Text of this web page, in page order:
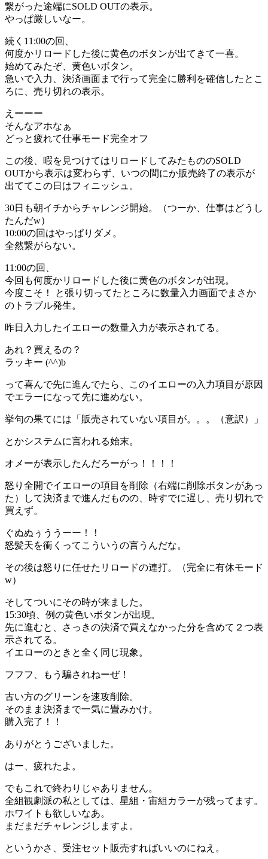
繋がった途端にSOLD OUTの表示。
やっぱ厳しいなー。
続く11:00の回、
何度かリロードした後に黄色のボタンが出てきて一喜。
始めてみたぞ、黄色いボタン。
急いで入力、決済画面まで行って完全に勝利を確信したとこ
ろに、売り切れの表示。
えーーー
そんなアホなぁ
どっと疲れて仕事モード完全オフ
この後、暇を見つけてはリロードしてみたもののSOLD
OUTから表示は変わらず、いつの間にか販売終了の表示が
出ててこの日はフィニッシュ。
30日も朝イチからチャレンジ開始。（つーか、仕事はどうし
たんだw）
10:00の回はやっぱりダメ。
全然繋がらない。
11:00の回、
今回も何度かリロードした後に黄色のボタンが出現。
今度こそ！ と張り切ってたところに数量入力画面でまさか
のトラブル発生。
昨日入力したイエローの数量入力が表示されてる。
あれ？買えるの？
ラッキー (^^)b
って喜んで先に進んでたら、このイエローの入力項目が原因
でエラーになって先に進めない。
挙句の果てには「販売されていない項目が。。。（意訳）」
とかシステムに言われる始末。
オメーが表示したんだろーがっ！！！！
怒り全開でイエローの項目を削除（右端に削除ボタンがあっ
た）して決済まで進んだものの、時すでに遅し、売り切れで
買えず。
ぐぬぬぅううーー！！
怒髪天を衝くってこういうの言うんだな。
その後は怒りに任せたリロードの連打。（完全に有休モード
w）
そしてついにその時が来ました。
15:30頃、例の黄色いボタンが出現。
先に進むと、さっきの決済で買えなかった分を含めて２つ表
示されてる。
イエローのときと全く同じ現象。
フフフ、もう騙されねーぜ！
古い方のグリーンを速攻削除。
そのまま決済まで一気に畳みかけ。
購入完了！！
ありがとうございました。
はー、疲れたよ。
でもこれで終わりじゃありません。
全組観劇派の私としては、星組・宙組カラーが残ってます。
ホワイトも欲しいなあ。
まだまだチャレンジしますよ。
というかさ、受注セット販売すればいいのにねえ。